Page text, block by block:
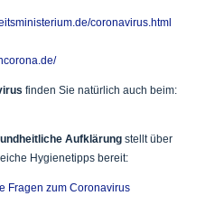
coronavirus.html
finden Sie natürlich auch beim:
Aufklärungstellt über
Hygienetipps bereit:
Fragen zum Coronavirus